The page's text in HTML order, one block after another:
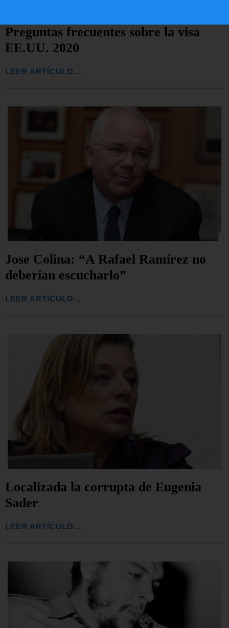
Preguntas frecuentes sobre la visa
EE.UU. 2020
LEER ARTÍCULO...
Jose Colina: “A Rafael Ramírez no
deberían escucharlo”
LEER ARTÍCULO...
Localizada la corrupta de Eugenia
Sader
LEER ARTÍCULO...